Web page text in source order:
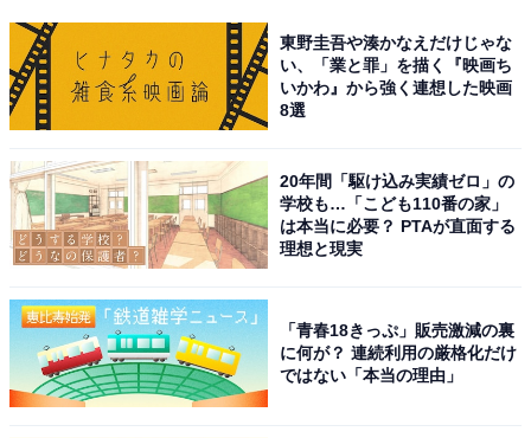
東野圭吾や湊かなえだけじゃな
い、「業と罪」を描く『映画ち
いかわ』から強く連想した映画
8選
20年間「駆け込み実績ゼロ」の
学校も…「こども110番の家」
は本当に必要？ PTAが直面する
理想と現実
「青春18きっぷ」販売激減の裏
に何が？ 連続利用の厳格化だけ
ではない「本当の理由」